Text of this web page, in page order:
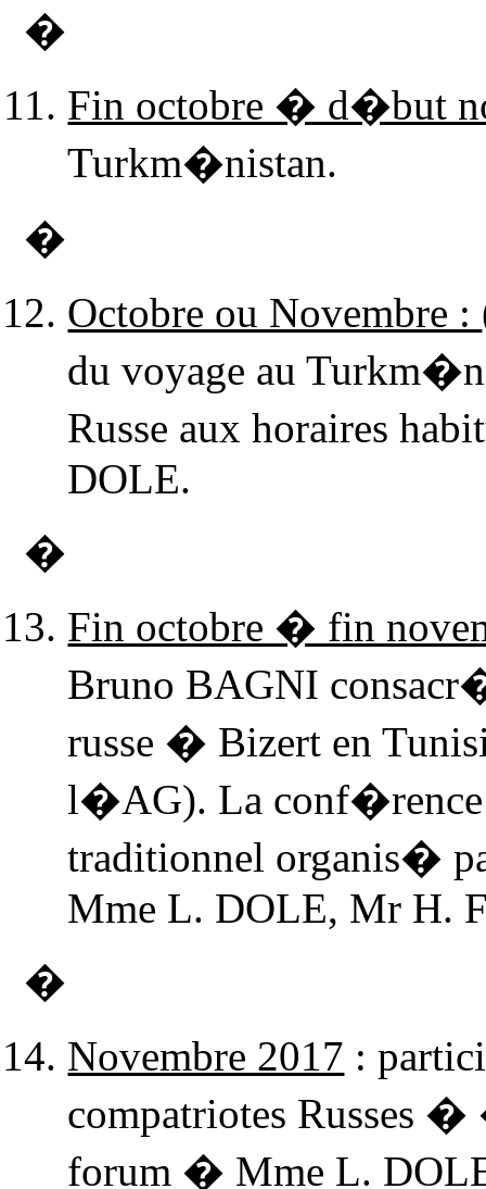
�
Fin octobre � d�but
Turkm�nistan.
�
Octobre ou Novembre :
du voyage au
Russe aux horaires
DOLE.
�
Fin octobre � fin
Bruno BAGNI
russe � Bizert en
l�AG). La conf�rence
traditionnel organis�
Mme L. DOLE, Mr H.
�
Novembre 2017 :
compatriotes Russes
forum � Mme L.